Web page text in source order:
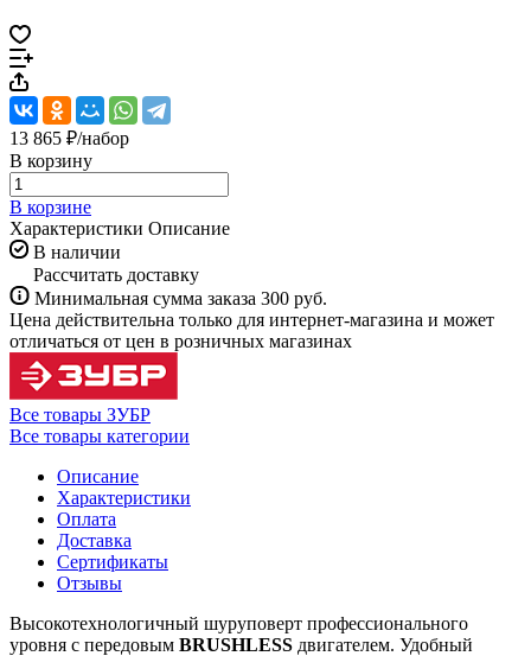
13 865 ₽/набор
В корзину
В корзине
Характеристики Описание
В наличии
Рассчитать доставку
Минимальная сумма заказа 300 руб.
Цена действительна только для интернет-магазина и может
отличаться от цен в розничных магазинах
Все товары ЗУБР
Все товары категории
Описание
Характеристики
Оплата
Доставка
Сертификаты
Отзывы
Высокотехнологичный шуруповерт профессионального
уровня с передовым BRUSHLESS двигателем. Удобный